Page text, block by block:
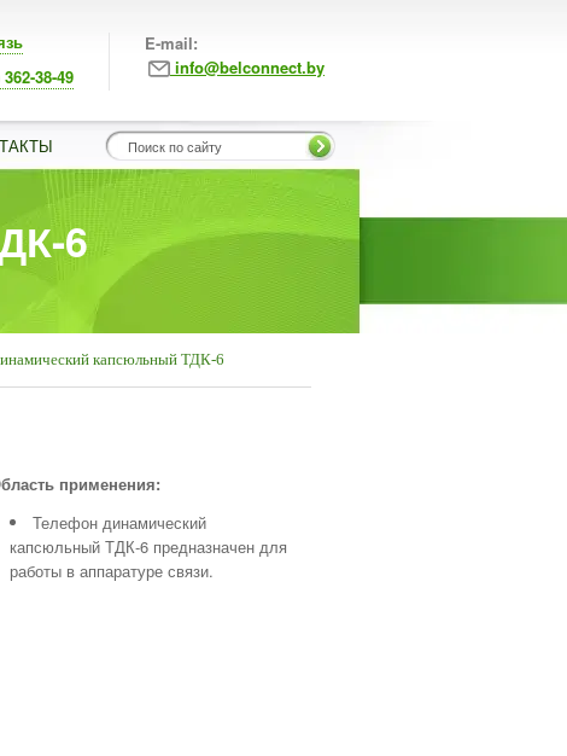
38-49
E-mail:
info@belconnect.by
6
капсюльный ТДК-6
применения:
Телефон динамический
капсюльный ТДК-6 предназначен для
работы в аппаратуре связи.